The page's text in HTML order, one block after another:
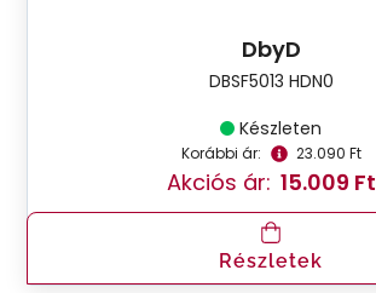
DbyD
DBSF5013 HDN0
Készleten
Korábbi ár: 23.090 Ft
Akciós ár: 15.009 Ft
Részletek